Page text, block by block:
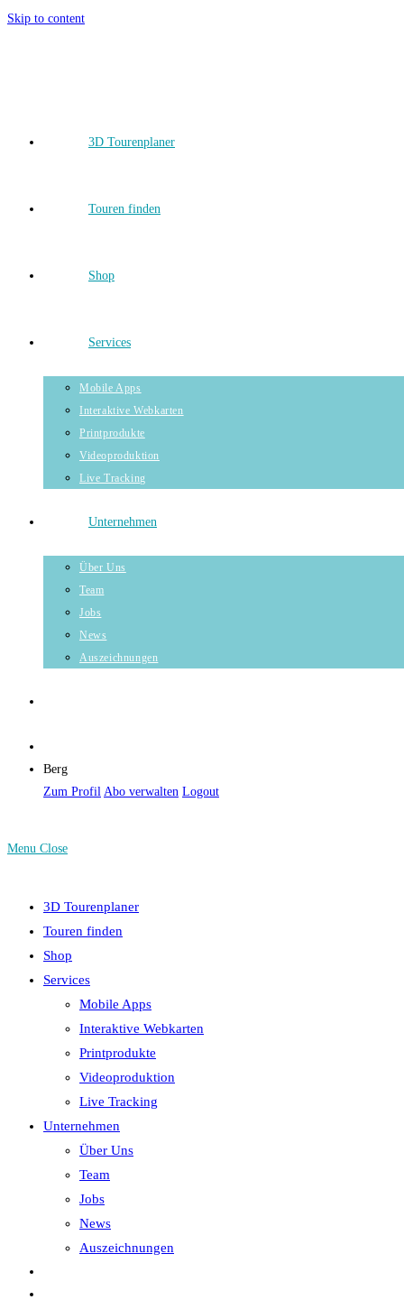
Skip to content
3D Tourenplaner
Touren finden
Shop
Services
Mobile Apps
Interaktive Webkarten
Printprodukte
Videoproduktion
Live Tracking
Unternehmen
Über Uns
Team
Jobs
News
Auszeichnungen
Berg
Zum Profil Abo verwalten Logout
Menu Close
3D Tourenplaner
Touren finden
Shop
Services
Mobile Apps
Interaktive Webkarten
Printprodukte
Videoproduktion
Live Tracking
Unternehmen
Über Uns
Team
Jobs
News
Auszeichnungen